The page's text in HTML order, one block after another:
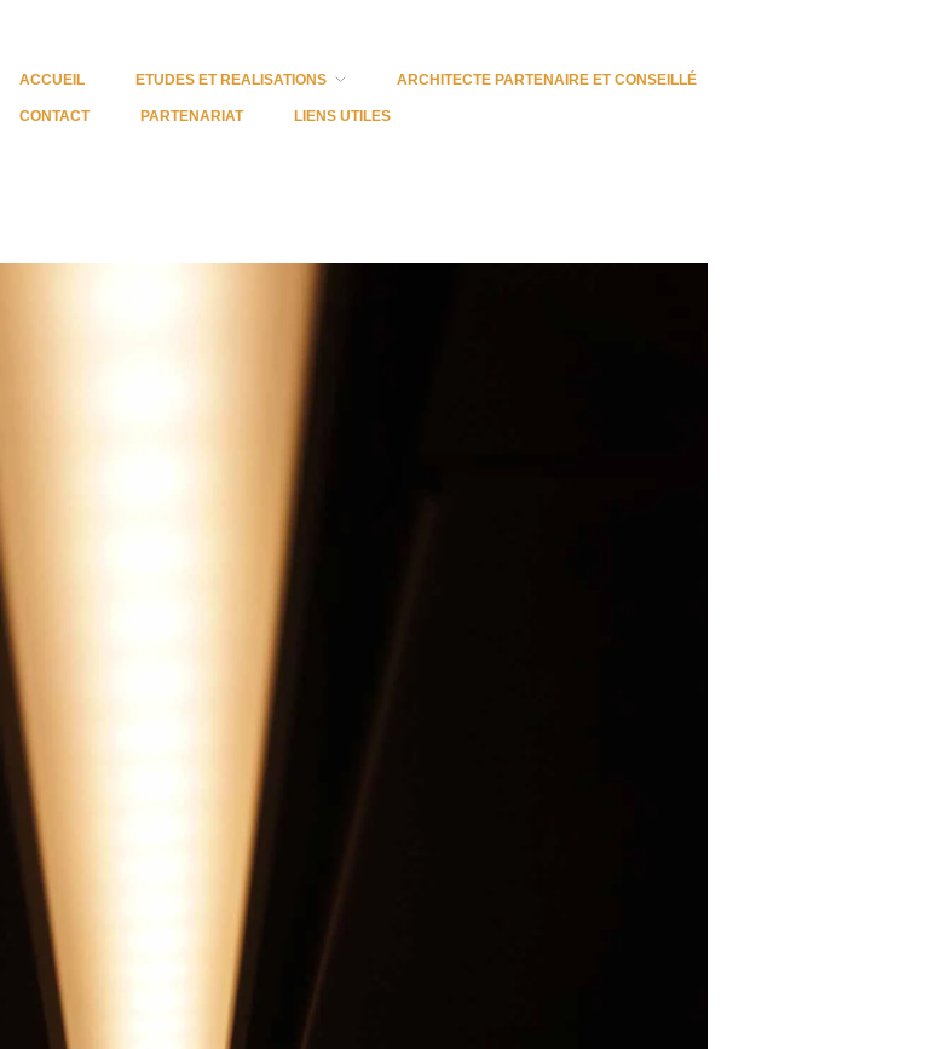
ACCUEIL ETUDES ET REALISATIONS ARCHITECTE PARTENAIRE ET CONSEILLÉ
CONTACT PARTENARIAT LIENS UTILES